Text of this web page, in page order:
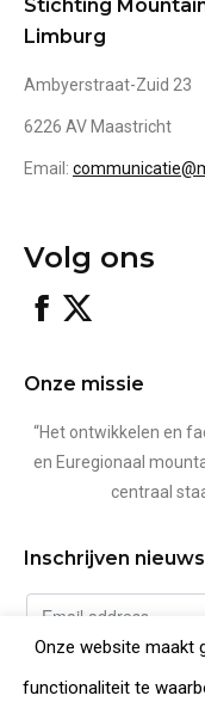
Stichting
Limburg
Ambyerstraat-Zuid 23
6226 AV Maastricht
Email:
Volg ons
MOZL
in
new
window
Onze missie
“Het ontwikkelen en
en Euregionaal
centraal
Inschrijven
Onze website maakt
functionaliteit te